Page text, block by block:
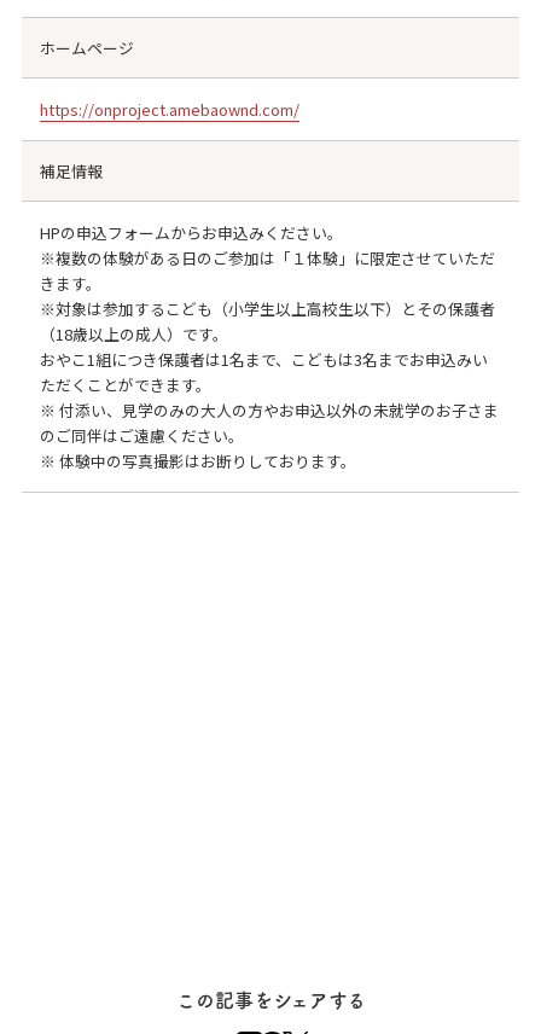
ホームページ
https://onproject.amebaownd.com/
補足情報
HPの申込フォームからお申込みください。
※複数の体験がある日のご参加は「１体験」に限定させていただ
きます。
※対象は参加するこども（小学生以上高校生以下）とその保護者
（18歳以上の成人）です。
おやこ1組につき保護者は1名まで、こどもは3名までお申込みい
ただくことができます。
※ 付添い、見学のみの大人の方やお申込以外の未就学のお子さま
のご同伴はご遠慮ください。
※ 体験中の写真撮影はお断りしております。
この記事をシェアする